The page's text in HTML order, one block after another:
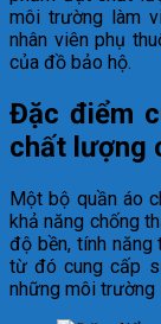
môi trường làm
nhân viên phụ
của đồ bảo hộ.
Đặc điểm
chất lượng
Một bộ quần áo
khả năng chống
độ bền, tính năng
từ đó cung cấp
những môi trường